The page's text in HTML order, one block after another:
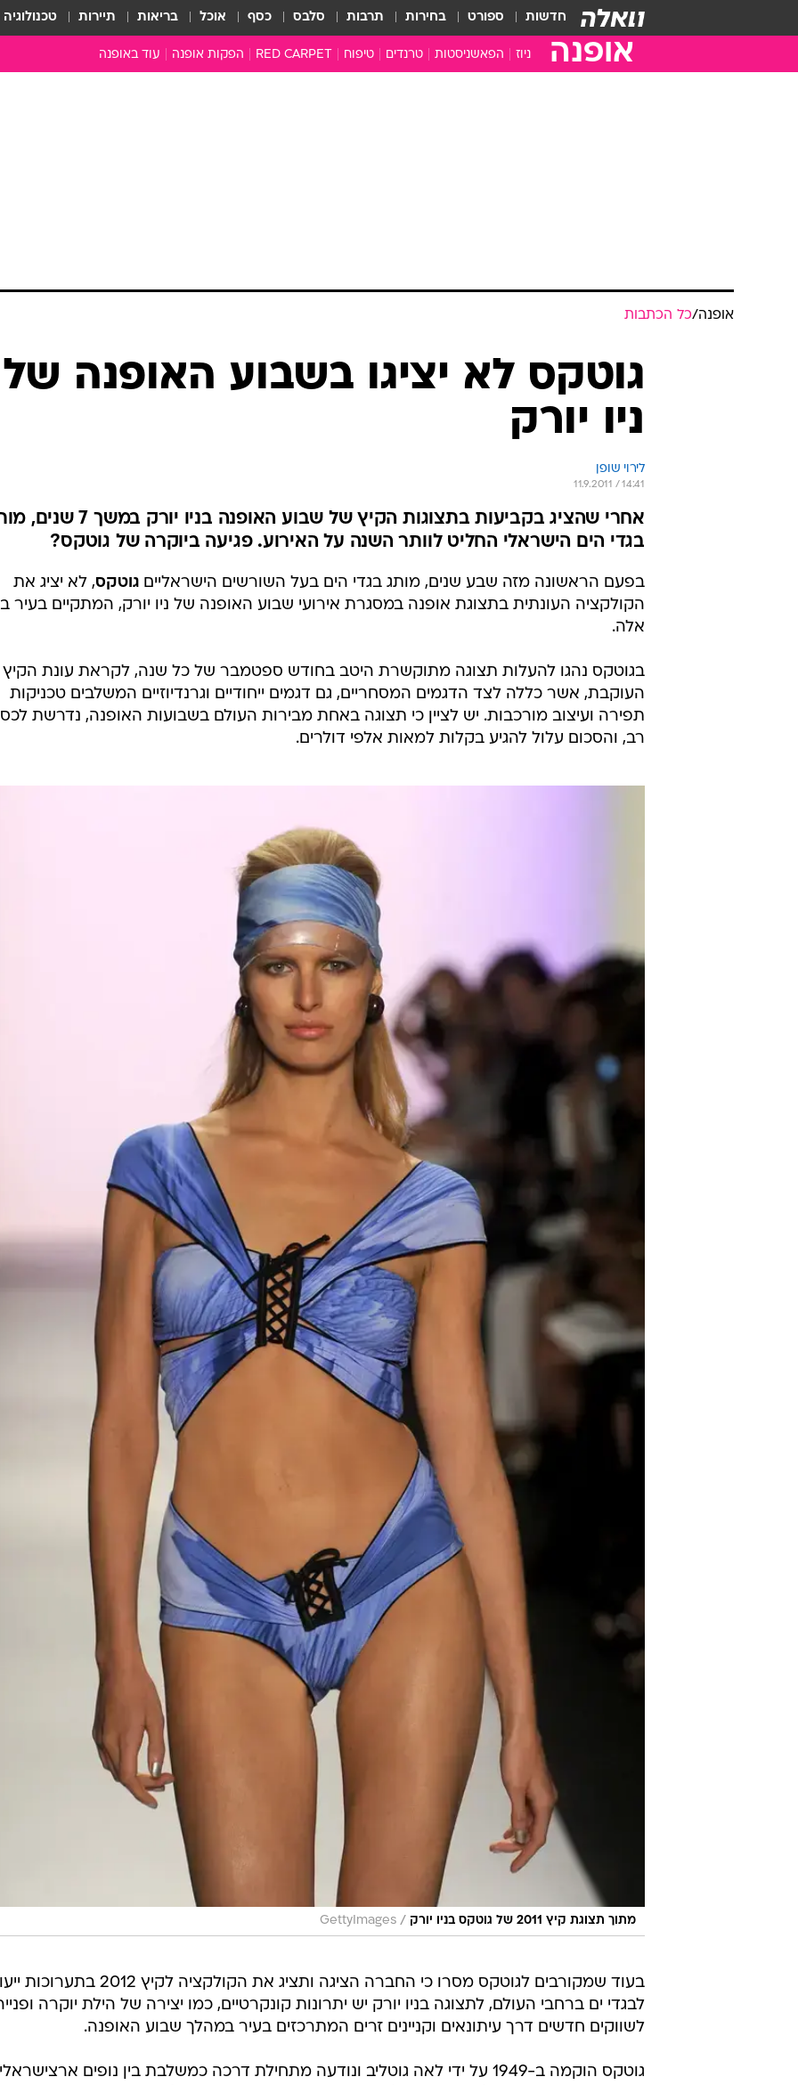
חדשות ספורט בחירות תרבות סלבס כסף אוכל בריאות תיירות טכנולוגיה
אופנה ניוז הפאשניסטות טרנדים טיפוח RED CARPET הפקות אופנה עוד באופנה
סבתא שיק
שמלות כלה
אג'נדה
אופנה/כל הכתבות
גוטקס לא יציגו בשבוע האופנה של
ניו יורק
לירוי שופן
11.9.2011 / 14:41
אחרי שהציג בקביעות בתצוגות הקיץ של שבוע האופנה בניו יורק
בגדי הים הישראלי החליט לוותר השנה על האירוע. פגיעה ביוקרה של גוטקס?
בפעם הראשונה מזה שבע שנים, מותג בגדי הים בעל השורשים הישראליים גוטקס, לא יציג את
הקולקציה העונתית בתצוגת אופנה במסגרת אירועי שבוע האופנה של ניו יורק, המתקיים בעיר
אלה.
בגוטקס נהגו להעלות תצוגה מתוקשרת היטב בחודש ספטמבר של כל שנה, לקראת עונת הקיץ
העוקבת, אשר כללה לצד הדגמים המסחריים, גם דגמים ייחודיים וגרנדיוזיים המשלבים טכניקות
תפירה ועיצוב מורכבות. יש לציין כי תצוגה באחת מבירות העולם בשבועות האופנה, נדרשת
רב, והסכום עלול להגיע בקלות למאות אלפי דולרים.
מתוך תצוגת קיץ 2011 של גוטקס בניו יורק /
GettyImages
בעוד שמקורבים לגוטקס מסרו כי החברה הציגה ותציג את הקולקציה לקיץ
לבגדי ים ברחבי העולם, לתצוגה בניו יורק יש יתרונות קונקרטיים, כמו יצירה של הילת יוקרה
לשווקים חדשים דרך עיתונאים וקניינים זרים המתרכזים בעיר במהלך שבוע האופנה.
גוטקס הוקמה ב-1949 על ידי לאה גוטליב ונודעה מתחילת דרכה כמשלבת בין נופים